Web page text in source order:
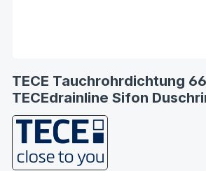
TECE Tauchrohrdichtung
TECEdrainline Sifon